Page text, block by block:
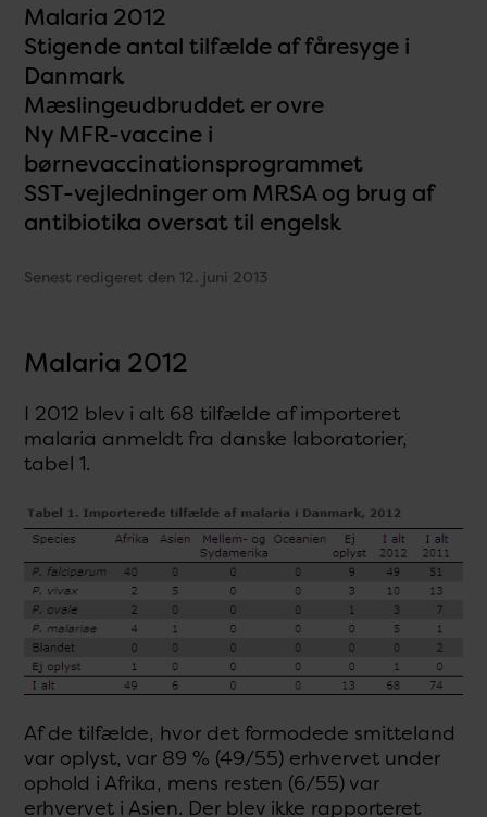
Malaria 2012
Stigende antal tilfælde af fåresyge i
Danmark
Mæslingeudbruddet er ovre
Ny MFR-vaccine i
børnevaccinationsprogrammet
SST-vejledninger om MRSA og brug af
antibiotika oversat til engelsk
Senest redigeret den 12. juni 2013
Malaria 2012
I 2012 blev i alt 68 tilfælde af importeret
malaria anmeldt fra danske laboratorier,
tabel 1.
Af de tilfælde, hvor det formodede smitteland
var oplyst, var 89 % (49/55) erhvervet under
ophold i Afrika, mens resten (6/55) var
erhvervet i Asien. Der blev ikke rapporteret